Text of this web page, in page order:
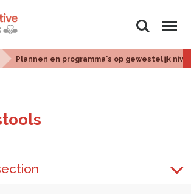
Zoeken Menu
Plannen en programma's op gewestelijk